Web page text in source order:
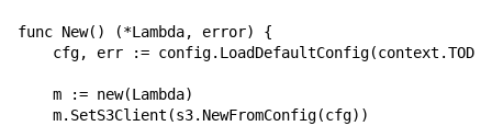
func New() (*Lambda, error) {
cfg, err :=
    m := new(Lambda)
    m.SetS3Client(s3.NewFromConfig(cfg))